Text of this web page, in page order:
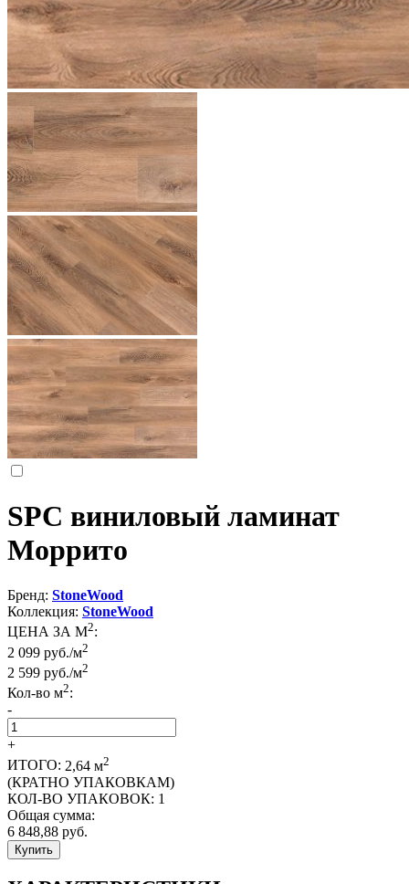
SPC виниловый ламинат
Моррито
Бренд: StoneWood
Коллекция: StoneWood
ЦЕНА ЗА М2:
2 099 руб./м2
2 599 руб./м2
Кол-во м2:
-
+
ИТОГО: 2,64 м2
(КРАТНО УПАКОВКАМ)
КОЛ-ВО УПАКОВОК: 1
Общая сумма:
6 848,88 руб.
Купить